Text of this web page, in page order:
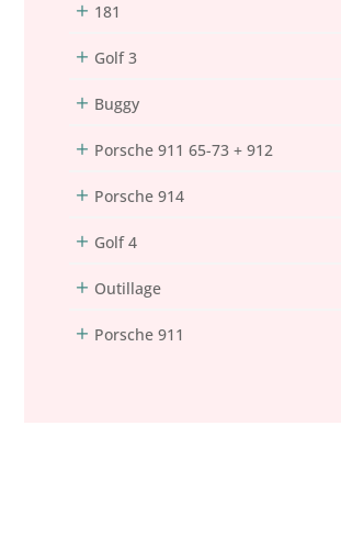
181
Golf 3
Buggy
Porsche 911 65-73 + 912
Porsche 914
Golf 4
Outillage
Porsche 911